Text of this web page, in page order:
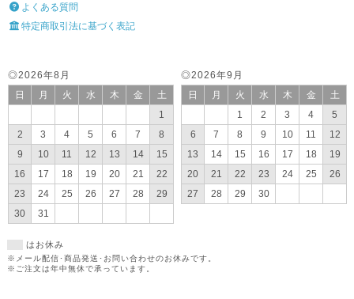
よくある質問
特定商取引法に基づく表記
◎2026年9月
日
月 火 水 木 金
土
1
2 3 4
5
6
7 8 9 10 11
12
13
14 15 16 17 18
19
20
21 22 23 24 25
26
27
28 29 30
◎2026年8月
日
月 火 水 木 金
土
1
2
3 4 5 6 7
8
9
10 11 12 13 14
15
16
17 18 19 20 21
22
23
24 25 26 27 28
29
30
31
はお休み
※メール配信･商品発送･お問い合わせのお休みです。
※ご注文は年中無休で承っています。